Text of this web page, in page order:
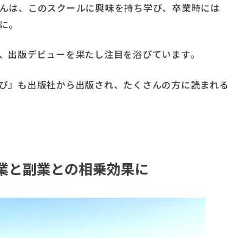
は、このスクールに興味を持ち学び、卒業時には
。
版デビューを果たし注目を浴びています。
』も出版社から出版され、たくさんの方に読まれる
と副業との相乗効果に